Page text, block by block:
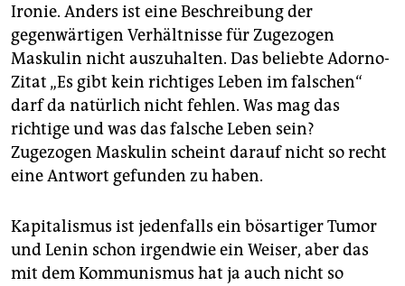
Ironie. Anders ist eine Beschreibung der
gegenwärtigen Verhältnisse für Zugezogen
Maskulin nicht auszuhalten. Das beliebte Adorno-
Zitat „Es gibt kein richtiges Leben im falschen“
darf da natürlich nicht fehlen. Was mag das
richtige und was das falsche Leben sein?
Zugezogen Maskulin scheint darauf nicht so recht
eine Antwort gefunden zu haben.
Kapitalismus ist jedenfalls ein bösartiger Tumor
und Lenin schon irgendwie ein Weiser, aber das
mit dem Kommunismus hat ja auch nicht so